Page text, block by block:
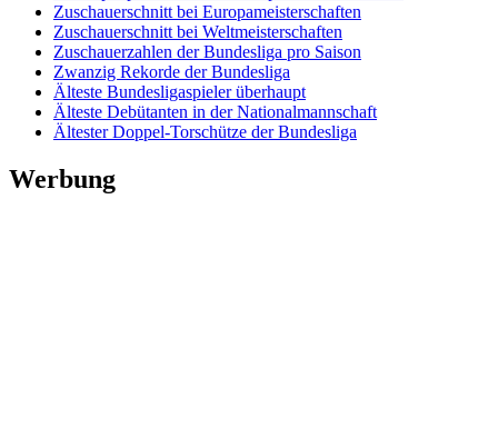
Zuschauerschnitt bei Europameisterschaften
Zuschauerschnitt bei Weltmeisterschaften
Zuschauerzahlen der Bundesliga pro Saison
Zwanzig Rekorde der Bundesliga
Älteste Bundesligaspieler überhaupt
Älteste Debütanten in der Nationalmannschaft
Ältester Doppel-Torschütze der Bundesliga
Werbung